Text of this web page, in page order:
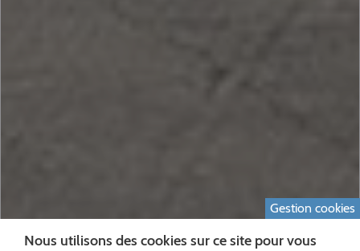
Gestion cookies
Nous utilisons des cookies sur ce site pour vous